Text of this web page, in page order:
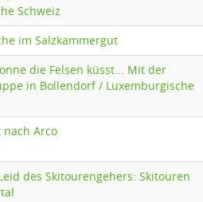
Schweiz
im Salzkammergut
die Felsen küsst... Mit der
in Bollendorf / Luxemburgische
Arco
des Skitourengehers: Skitouren